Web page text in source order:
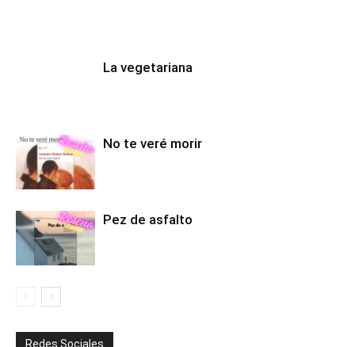
La vegetariana
No te veré morir
Pez de asfalto
Redes Sociales